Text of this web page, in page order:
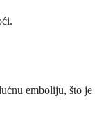
emboliju, što je